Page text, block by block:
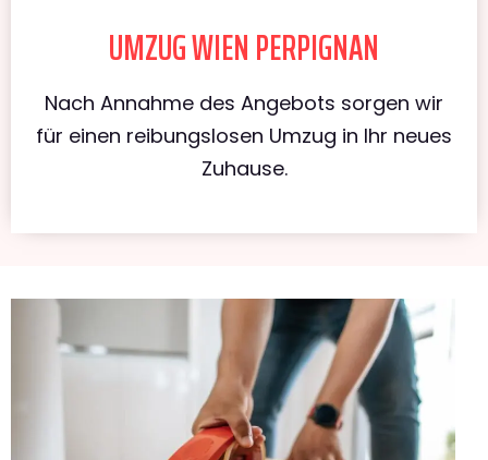
UMZUG WIEN PERPIGNAN
Nach Annahme des Angebots sorgen wir
für einen reibungslosen Umzug in Ihr neues
Zuhause.